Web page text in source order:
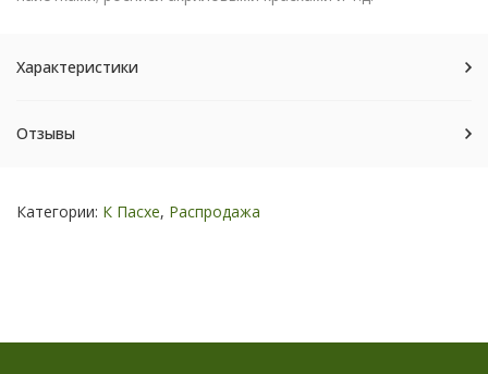
Характеристики
Отзывы
Категории: К Пасхе, Распродажа